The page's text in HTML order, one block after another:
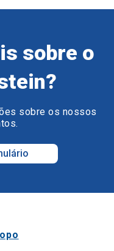
sobre o
sobre os nossos